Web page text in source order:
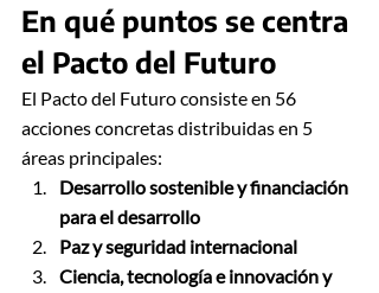
En qué puntos se centra
el Pacto del Futuro
El Pacto del Futuro consiste en 56
acciones concretas distribuidas en 5
áreas principales:
Desarrollo sostenible y financiación
para el desarrollo
Paz y seguridad internacional
Ciencia, tecnología e innovación y